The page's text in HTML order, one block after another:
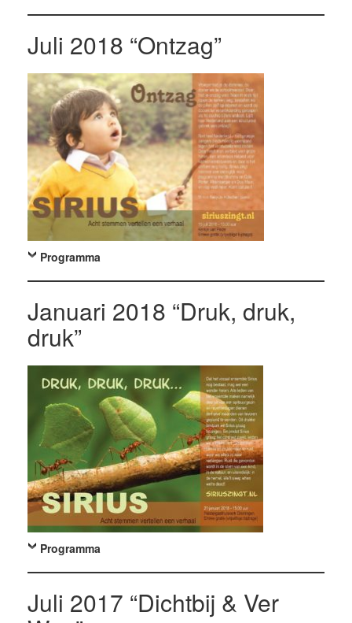
Juli 2018 “Ontzag”
Programma
Januari 2018 “Druk, druk,
druk”
Programma
Juli 2017 “Dichtbij & Ver